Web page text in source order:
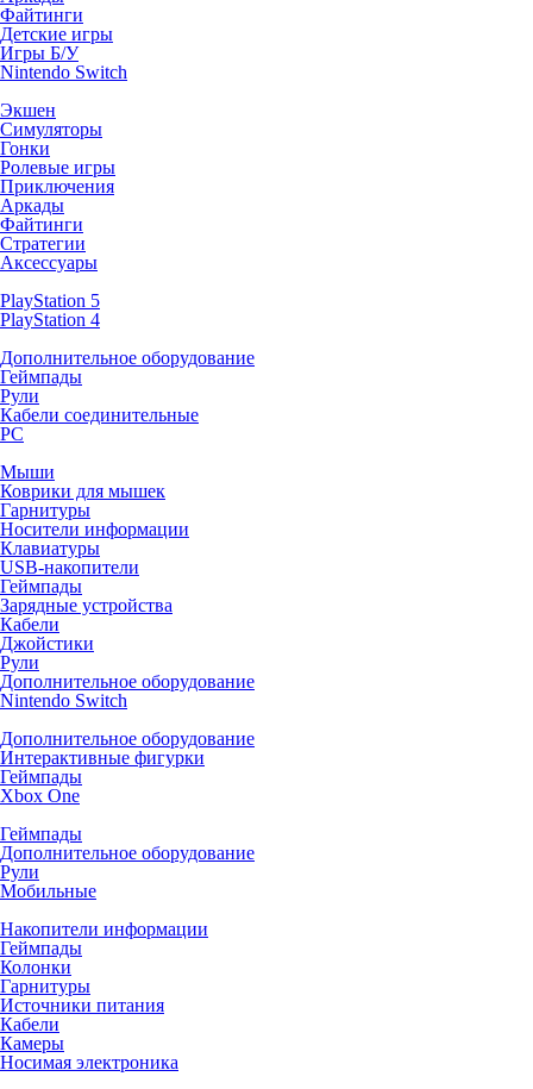
Файтинги
Детские игры
Игры Б/У
Nintendo Switch
Экшен
Симуляторы
Гонки
Ролевые игры
Приключения
Аркады
Файтинги
Стратегии
Аксессуары
PlayStation 5
PlayStation 4
Дополнительное оборудование
Геймпады
Рули
Кабели соединительные
PC
Мыши
Коврики для мышек
Гарнитуры
Носители информации
Клавиатуры
USB-накопители
Геймпады
Зарядные устройства
Кабели
Джойстики
Рули
Дополнительное оборудование
Nintendo Switch
Дополнительное оборудование
Интерактивные фигурки
Геймпады
Xbox One
Геймпады
Дополнительное оборудование
Рули
Мобильные
Накопители информации
Геймпады
Колонки
Гарнитуры
Источники питания
Кабели
Камеры
Носимая электроника